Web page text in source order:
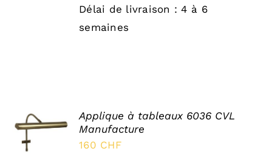
Délai de livraison : 4 à 6
semaines
SELECT
OPTIONS
DÉTAILS
Applique à tableaux 6036 CVL
Manufacture
160 CHF